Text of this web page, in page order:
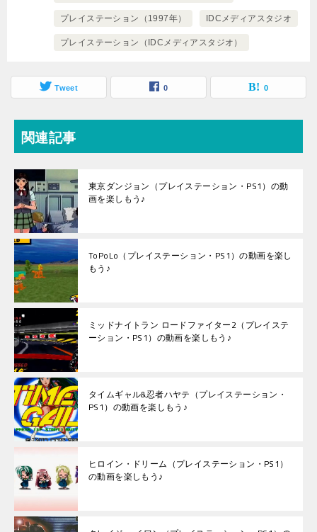
プレイステーション（1997年） IDCメディアスタジオ
プレイステーション（IDCメディアスタジオ）
Tweet 0 0
関連記事
東京ダンジョン（プレイステーション・PS1）の動
画を楽しもう♪
ToPoLo（プレイステーション・PS1）の動画を楽し
もう♪
ミッドナイトラン ロードファイター2（プレイステ
ーション・PS1）の動画を楽しもう♪
タイムギャル&忍者ハヤテ（プレイステーション・
PS1）の動画を楽しもう♪
ヒロイン・ドリーム（プレイステーション・PS1）
の動画を楽しもう♪